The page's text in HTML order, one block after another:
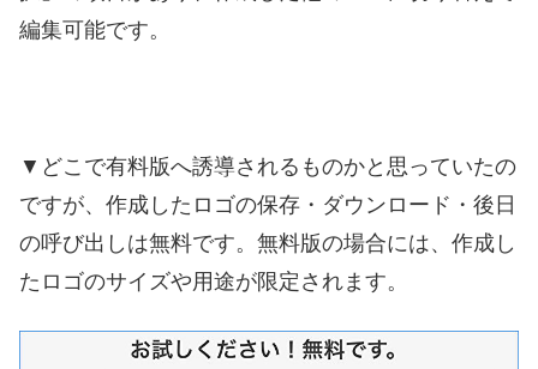
編集可能です。
▼どこで有料版へ誘導されるものかと思っていたの
ですが、作成したロゴの保存・ダウンロード・後日
の呼び出しは無料です。無料版の場合には、作成し
たロゴのサイズや用途が限定されます。